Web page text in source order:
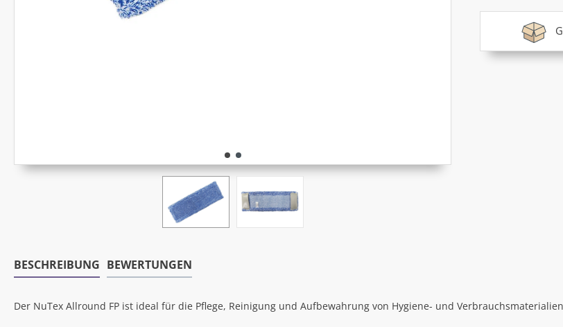
BESCHREIBUNG BEWERTUNGEN
Der NuTex Allround FP ist ideal für die Pflege, Reinigung und Aufbewahrung von Hygiene- und